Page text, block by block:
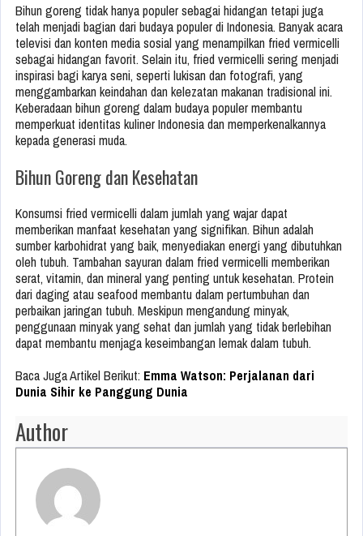
Bihun goreng tidak hanya populer sebagai hidangan tetapi juga
telah menjadi bagian dari budaya populer di Indonesia. Banyak acara
televisi dan konten media sosial yang menampilkan fried vermicelli
sebagai hidangan favorit. Selain itu, fried vermicelli sering menjadi
inspirasi bagi karya seni, seperti lukisan dan fotografi, yang
menggambarkan keindahan dan kelezatan makanan tradisional ini.
Keberadaan bihun goreng dalam budaya populer membantu
memperkuat identitas kuliner Indonesia dan memperkenalkannya
kepada generasi muda.
Bihun Goreng dan Kesehatan
Konsumsi fried vermicelli dalam jumlah yang wajar dapat
memberikan manfaat kesehatan yang signifikan. Bihun adalah
sumber karbohidrat yang baik, menyediakan energi yang dibutuhkan
oleh tubuh. Tambahan sayuran dalam fried vermicelli memberikan
serat, vitamin, dan mineral yang penting untuk kesehatan. Protein
dari daging atau seafood membantu dalam pertumbuhan dan
perbaikan jaringan tubuh. Meskipun mengandung minyak,
penggunaan minyak yang sehat dan jumlah yang tidak berlebihan
dapat membantu menjaga keseimbangan lemak dalam tubuh.
Baca Juga Artikel Berikut: Emma Watson: Perjalanan dari
Dunia Sihir ke Panggung Dunia
Author